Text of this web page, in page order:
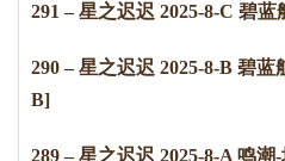
291 – 星之迟迟 2025-8-C 碧
290 – 星之迟迟 2025-8-B 碧
B]
289 – 星之迟迟 2025-8-A 鸣